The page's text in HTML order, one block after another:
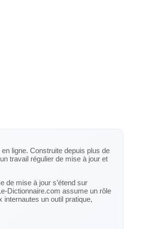
ligne. Construite depuis plus de
travail régulier de mise à jour et
de mise à jour s’étend sur
Dictionnaire.com assume un rôle
internautes un outil pratique,